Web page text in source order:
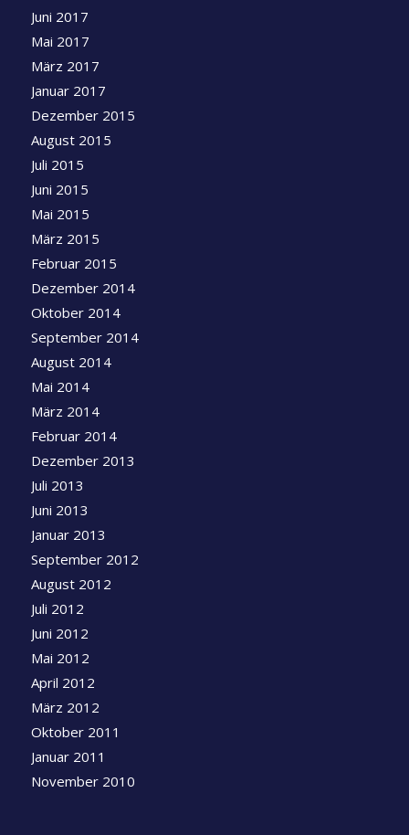
Juni 2017
Mai 2017
März 2017
Januar 2017
Dezember 2015
August 2015
Juli 2015
Juni 2015
Mai 2015
März 2015
Februar 2015
Dezember 2014
Oktober 2014
September 2014
August 2014
Mai 2014
März 2014
Februar 2014
Dezember 2013
Juli 2013
Juni 2013
Januar 2013
September 2012
August 2012
Juli 2012
Juni 2012
Mai 2012
April 2012
März 2012
Oktober 2011
Januar 2011
November 2010